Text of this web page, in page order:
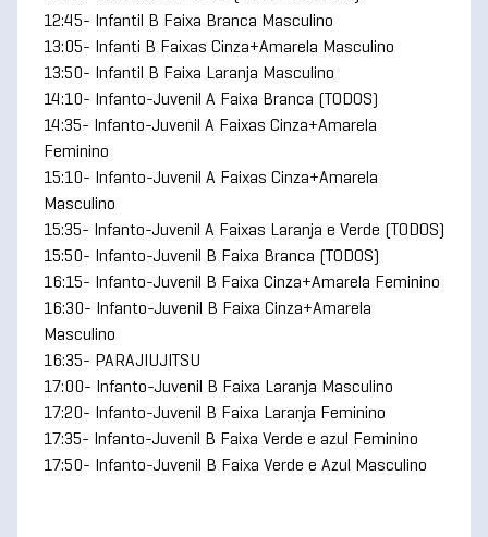
12:45- Infantil B Faixa Branca Masculino
13:05- Infanti B Faixas Cinza+Amarela Masculino
13:50- Infantil B Faixa Laranja Masculino
14:10- Infanto-Juvenil A Faixa Branca (TODOS)
14:35- Infanto-Juvenil A Faixas Cinza+Amarela
Feminino
15:10- Infanto-Juvenil A Faixas Cinza+Amarela
Masculino
15:35- Infanto-Juvenil A Faixas Laranja e Verde (TODOS)
15:50- Infanto-Juvenil B Faixa Branca (TODOS)
16:15- Infanto-Juvenil B Faixa Cinza+Amarela Feminino
16:30- Infanto-Juvenil B Faixa Cinza+Amarela
Masculino
16:35- PARAJIUJITSU
17:00- Infanto-Juvenil B Faixa Laranja Masculino
17:20- Infanto-Juvenil B Faixa Laranja Feminino
17:35- Infanto-Juvenil B Faixa Verde e azul Feminino
17:50- Infanto-Juvenil B Faixa Verde e Azul Masculino